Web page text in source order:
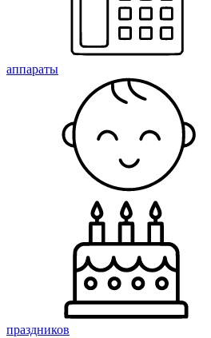
аппараты
праздников